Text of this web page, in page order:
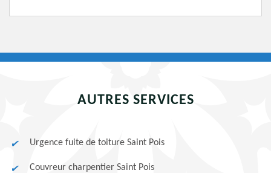
AUTRES SERVICES
Urgence fuite de toiture Saint Pois
Couvreur charpentier Saint Pois